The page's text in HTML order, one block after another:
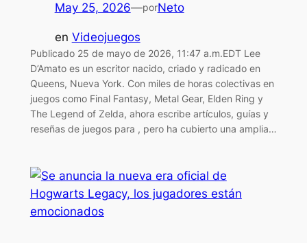
May 25, 2026—porNeto
en Videojuegos
Publicado 25 de mayo de 2026, 11:47 a.m.EDT Lee
D’Amato es un escritor nacido, criado y radicado en
Queens, Nueva York. Con miles de horas colectivas en
juegos como Final Fantasy, Metal Gear, Elden Ring y
The Legend of Zelda, ahora escribe artículos, guías y
reseñas de juegos para , pero ha cubierto una amplia…